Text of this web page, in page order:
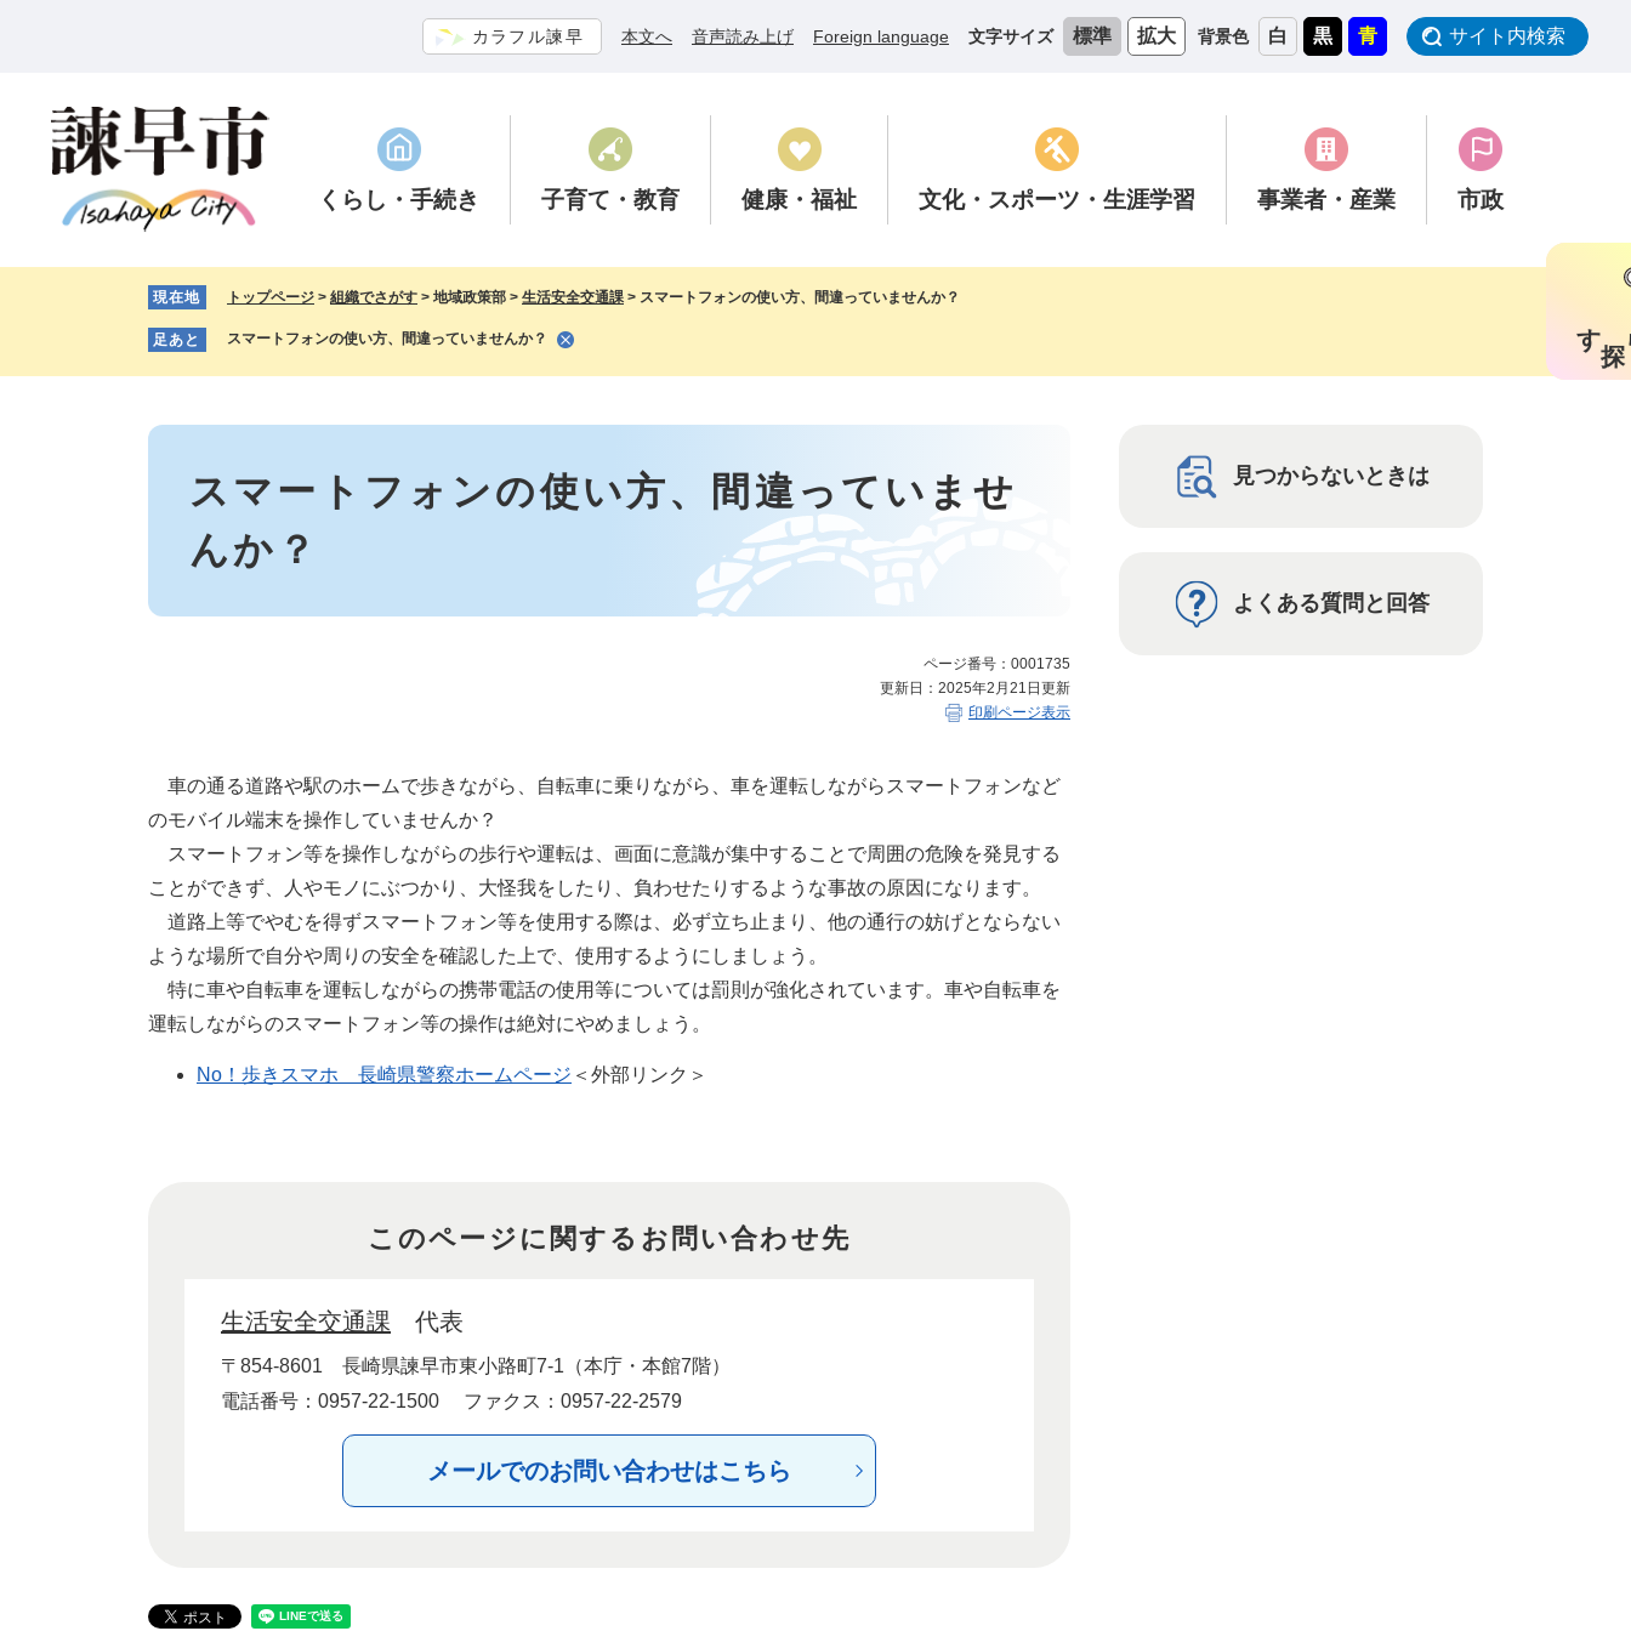
カラフル諫早 本文へ 音声読み上げ Foreign language 文字サイズ 標準 拡大 背景色 白 黒 青 サイト内検索
くらし ・手続き 子育て ・教育 健康 ・福祉 文化・スポーツ ・生涯学習 事業者 ・産業 市政
す
現在地 トップページ > 組織でさがす > 地域政策部 > 生活安全交通課 > スマートフォンの使い方、間違っていませんか？
足あと スマートフォンの使い方、間違っていませんか？
本
スマートフォンの使い方、間違っていませ
んか？
ページ番号：0001735
更新日：2025年2月21日更新
印刷ページ表示
車の通る道路や駅のホームで歩きながら、自転車に乗りながら、車を運転しながらスマートフォンなど
のモバイル端末を操作していませんか？
スマートフォン等を操作しながらの歩行や運転は、画面に意識が集中することで周囲の危険を発見する
ことができず、人やモノにぶつかり、大怪我をしたり、負わせたりするような事故の原因になります。
道路上等でやむを得ずスマートフォン等を使用する際は、必ず立ち止まり、他の通行の妨げとならない
ような場所で自分や周りの安全を確認した上で、使用するようにしましょう。
特に車や自転車を運転しながらの携帯電話の使用等については罰則が強化されています。車や自転車を
運転しながらのスマートフォン等の操作は絶対にやめましょう。
No！歩きスマホ 長崎県警察ホームページ ＜外部リンク＞
このページに関するお問い合わせ先
生活安全交通課 代表
〒854-8601
長崎県諫早市東小路町7-1（本庁・本館7階）
電話番号：0957-22-1500
ファクス：0957-22-2579
メールでのお問い合わせはこちら
見つからないときは
よくある質問と回答